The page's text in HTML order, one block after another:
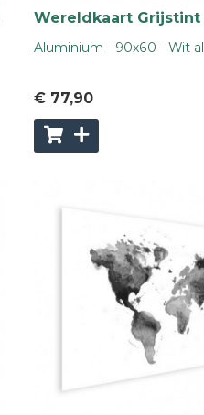
Wereldkaart Grijstint
Aluminium - 90x60 - Wit
€ 77,90